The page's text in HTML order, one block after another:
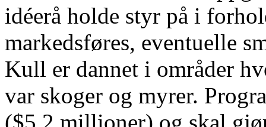
idéerå holde styr på i
markedsføres, eventuelle
Kull er dannet i områder
var skoger og myrer.
($5,2 millioner) og skal